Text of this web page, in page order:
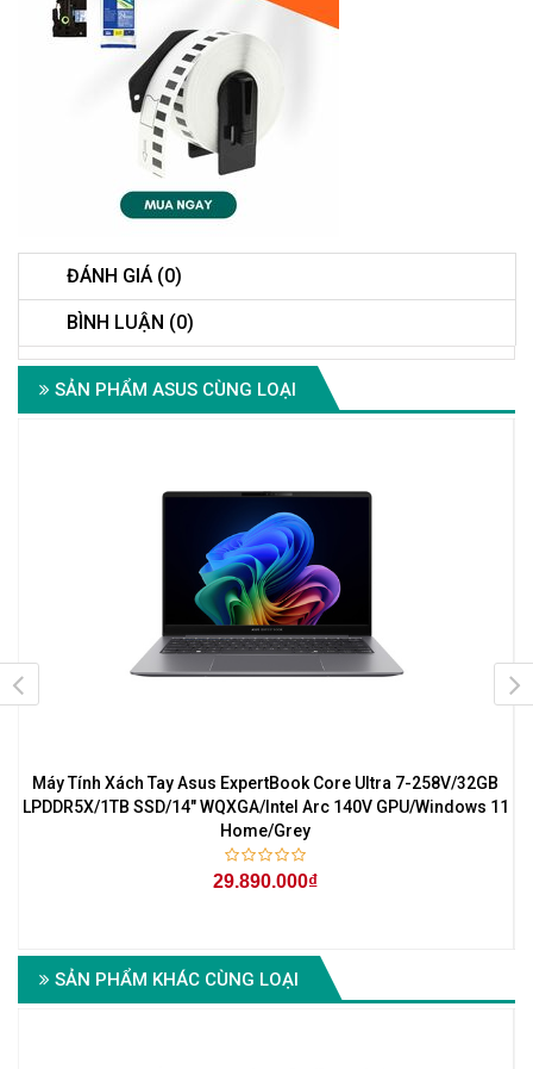
ĐÁNH GIÁ (0)
BÌNH LUẬN (0)
SẢN PHẨM ASUS CÙNG LOẠI
Máy Tính Xách Tay Asus ExpertBook Core Ultra 7-258V/32GB
LPDDR5X/1TB SSD/14" WQXGA/Intel Arc 140V GPU/Windows 11
Home/Grey
29.890.000₫
SẢN PHẨM KHÁC CÙNG LOẠI